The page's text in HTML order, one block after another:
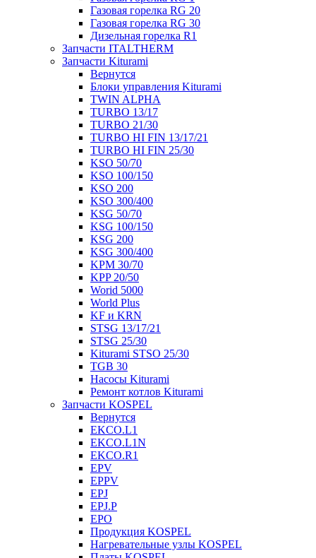
Газовая горелка RG 20
Газовая горелка RG 30
Дизельная горелка R1
Запчасти ITALTHERM
Запчасти Kiturami
Вернутся
Блоки управления Kiturami
TWIN ALPHA
TURBO 13/17
TURBO 21/30
TURBO HI FIN 13/17/21
TURBO HI FIN 25/30
KSO 50/70
KSO 100/150
KSO 200
KSO 300/400
KSG 50/70
KSG 100/150
KSG 200
KSG 300/400
KPM 30/70
KPP 20/50
Worid 5000
World Plus
KF и KRN
STSG 13/17/21
STSG 25/30
Kiturami STSO 25/30
TGB 30
Насосы Kiturami
Ремонт котлов Kiturami
Запчасти KOSPEL
Вернутся
EKCO.L1
EKCO.L1N
EKCO.R1
EPV
EPPV
EPJ
EPJ.P
EPO
Продукция KOSPEL
Нагревательные узлы KOSPEL